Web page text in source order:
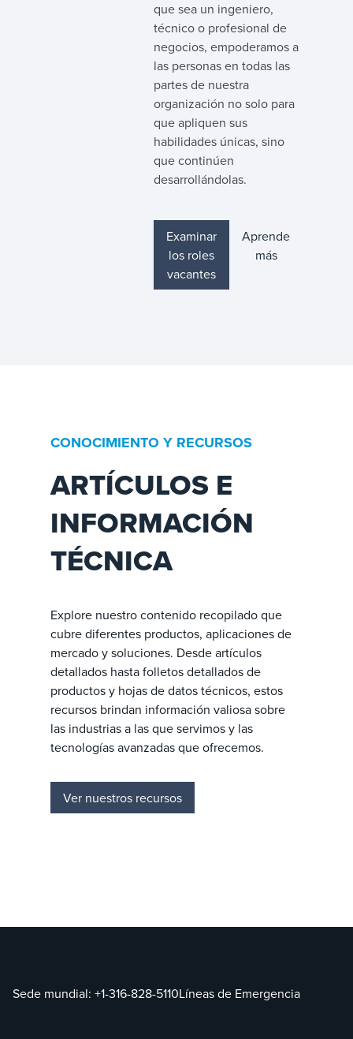
que sea un ingeniero,
técnico o profesional de
negocios, empoderamos a
las personas en todas las
partes de nuestra
organización no solo para
que apliquen sus
habilidades únicas, sino
que continúen
desarrollándolas.
Examinar
los roles
vacantes
Aprende
más
CONOCIMIENTO Y RECURSOS
ARTÍCULOS E
INFORMACIÓN
TÉCNICA
Explore nuestro contenido recopilado que
cubre diferentes productos, aplicaciones de
mercado y soluciones. Desde artículos
detallados hasta folletos detallados de
productos y hojas de datos técnicos, estos
recursos brindan información valiosa sobre
las industrias a las que servimos y las
tecnologías avanzadas que ofrecemos.
Ver nuestros recursos
Sede mundial: +1-316-828-5110Líneas de Emergencia